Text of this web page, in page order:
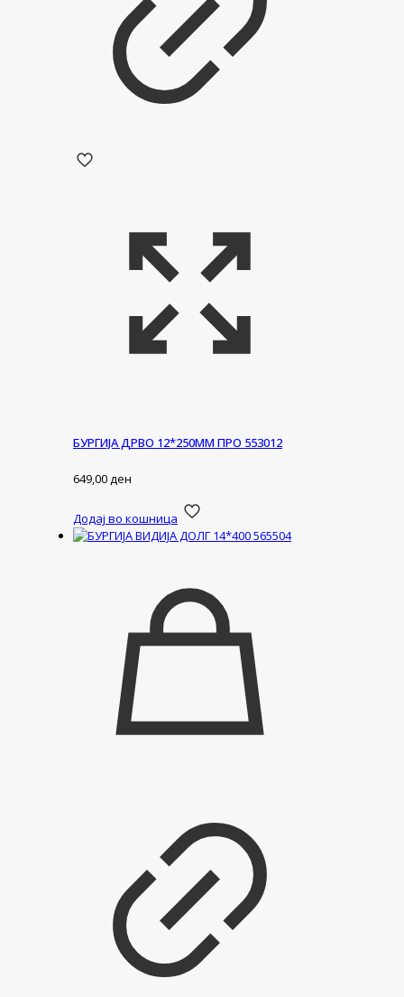
БУРГИЈА ДРВО 12*250ММ ПРО 553012
649,00ден
Додај во кошница